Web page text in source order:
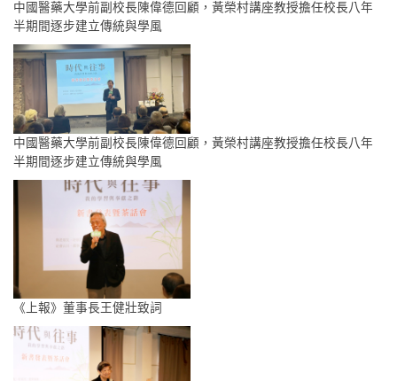
中國醫藥大學前副校長陳偉德回顧，黃榮村講座教授擔任校長八年
半期間逐步建立傳統與學風
中國醫藥大學前副校長陳偉德回顧，黃榮村講座教授擔任校長八年
半期間逐步建立傳統與學風
《上報》董事長王健壯致詞